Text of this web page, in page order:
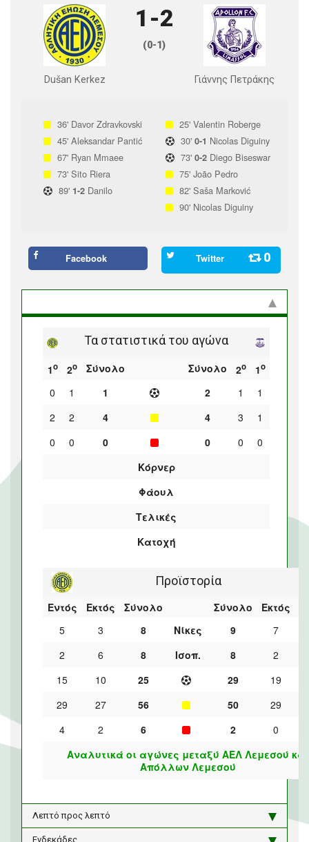
Dušan Kerkez
1-2
(0-1)
Γιάννης Πετράκης
36' Davor Zdravkovski
45' Aleksandar Pantić
67' Ryan Mmaee
73' Sito Riera
89' 1-2 Danilo
25' Valentin Roberge
30' 0-1 Nicolas Diguiny
73' 0-2 Diego Biseswar
75' João Pedro
82' Saša Marković
90' Nicolas Diguiny
Facebook Twitter 0
Τα στατιστικά του αγώνα
1ο 2ο Σύνολο Σύνολο 2ο 1ο
0 1 1 2 1
1
2
2 4 4 3
1
0
0 0 0 0
0
Κόρνερ
Φάουλ
Τελικές
Κατοχή
Προϊστορία
Εντός Εκτός Σύνολο Σύνολο Εκτός
5
3 8 Νίκες 9
7
2
6 8 Ισοπ. 8
2
15
10 25 29 19
29
27 56 50 29
4
2 6 2
0
Αναλυτικά οι αγώνες μεταξύ ΑΕΛ Λεμεσού και
Απόλλων Λεμεσού
Λεπτό προς λεπτό
Ενδεκάδες